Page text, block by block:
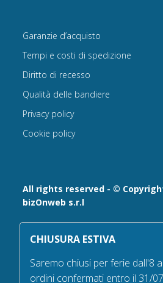
All rights reserved - ©
bizOnweb s.r.l
Via Fratelli Bandiera 18, 25122 -
P.IVA 02232630984 - Iscrizione
n° REA 432569 Capitale sociale
Garanzie d’acquisto
Tempi e costi di spedizione
Diritto di recesso
Qualità delle bandiere
Privacy policy
Cookie policy
CHIUSURA ESTIVA
Saremo chiusi per ferie dall'8
ordini confermati entro il 31/